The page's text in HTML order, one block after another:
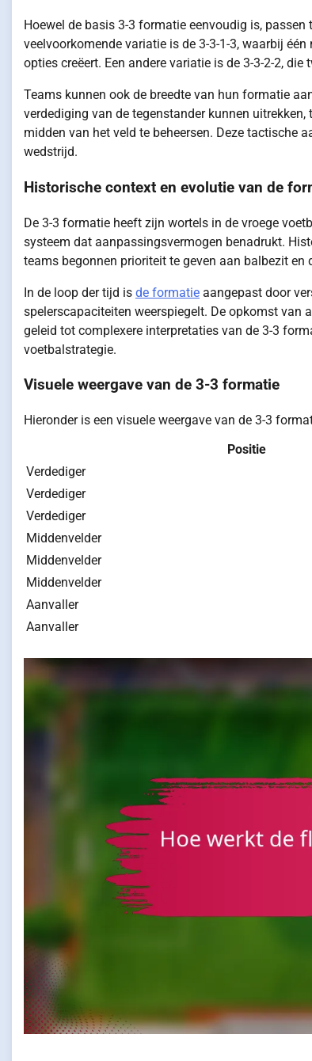
Hoewel de basis 3-3 formatie eenvoudig is,
veelvoorkomende variatie is de 3-3-1-3, waarbij
opties creëert. Een andere variatie is de 3-3-2-2,
Teams kunnen ook de breedte van hun formatie
verdediging van de tegenstander kunnen
midden van het veld te beheersen. Deze tactische
wedstrijd.
Historische context en evolutie van de
De 3-3 formatie heeft zijn wortels in de vroege
systeem dat aanpassingsvermogen benadrukt.
teams begonnen prioriteit te geven aan balbezit en
In de loop der tijd is de formatie aangepast door
spelerscapaciteiten weerspiegelt. De opkomst van
geleid tot complexere interpretaties van de 3-3
voetbalstrategie.
Visuele weergave van de 3-3 formatie
Hieronder is een visuele weergave van de 3-3
Positie
Verdediger
Verdediger
Verdediger
Middenvelder
Middenvelder
Middenvelder
Aanvaller
Aanvaller